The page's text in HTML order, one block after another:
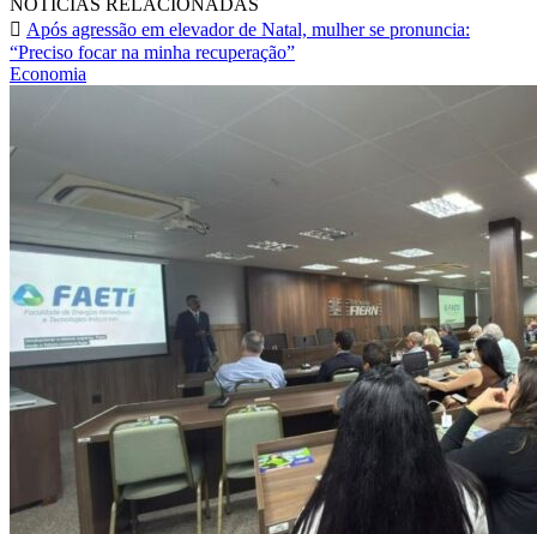
Após agressão em elevador de Natal, mulher se pronuncia:
“Preciso focar na minha recuperação”
Economia